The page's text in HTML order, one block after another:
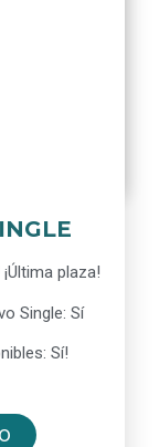
plaza!
Single: Sí
Sí!